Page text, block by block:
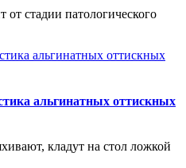
от стадии патологического
альгинатных оттискных
кладут на стол лож­кой